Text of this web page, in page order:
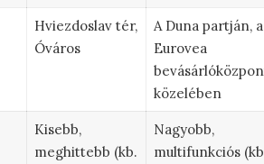
Hviezdoslav tér,
Óváros
A Duna partján, a
Eurovea
közelében
Kisebb,
meghittebb (kb.
Nagyobb,
multifunkciós